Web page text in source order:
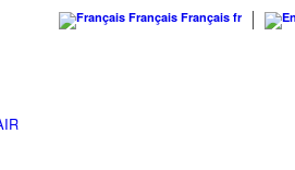
Français Français fr